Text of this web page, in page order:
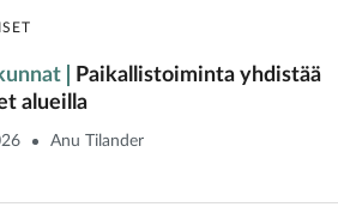
Paikallistoiminta yhdistää
alueilla
Anu Tilander